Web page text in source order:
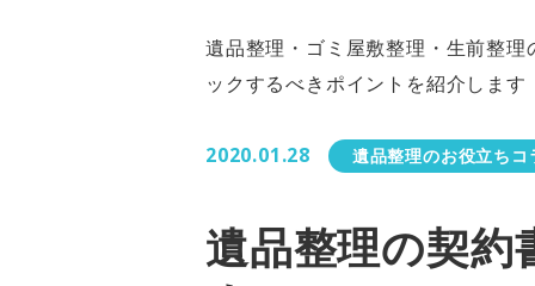
遺品整理・ゴミ屋敷整理・生前整理
ックするべきポイントを紹介します
2020.01.28 遺品整理のお役立ちコ
遺品整理の契